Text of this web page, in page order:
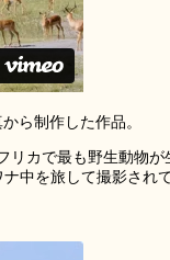
ら制作した作品。
リカで最も野生動物が
中を旅して撮影され